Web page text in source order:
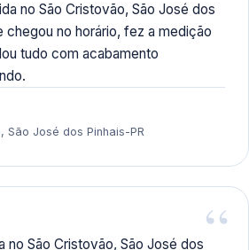
no São Cristovão, São José dos
chegou no horário, fez a medição
tudo com acabamento
São José dos Pinhais-PR
no São Cristovão, São José dos